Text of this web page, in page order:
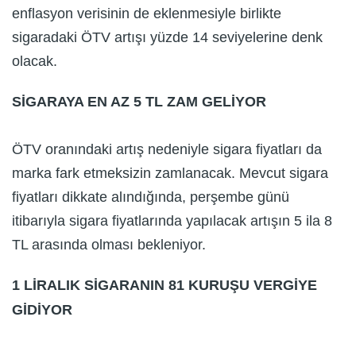
enflasyon verisinin de eklenmesiyle birlikte
sigaradaki ÖTV artışı yüzde 14 seviyelerine denk
olacak.
SİGARAYA EN AZ 5 TL ZAM GELİYOR
ÖTV oranındaki artış nedeniyle sigara fiyatları da
marka fark etmeksizin zamlanacak. Mevcut sigara
fiyatları dikkate alındığında, perşembe günü
itibarıyla sigara fiyatlarında yapılacak artışın 5 ila 8
TL arasında olması bekleniyor.
1 LİRALIK SİGARANIN 81 KURUŞU VERGİYE
GİDİYOR